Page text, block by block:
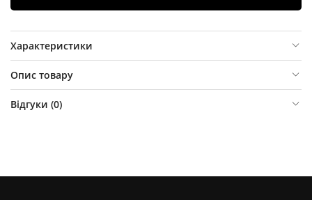
Характеристики
Опис товару
Відгуки (0)